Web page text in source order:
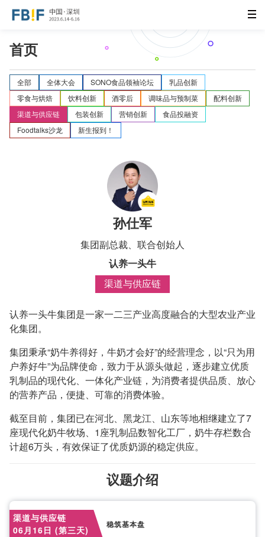
首页
全部 全体大会 SONO食品领袖论坛
乳品创新
零食与烘焙
饮料创新 酒零后 调味品与预制菜
配料创新
渠道与供应链
包装创新 营销创新
食品投融资
Foodtalks沙龙
新生报到！
孙仕军
集团副总裁、联合创始人
认养一头牛
渠道与供应链
认养一头牛集团是一家一二三产业高度融合的大型农业产业
化集团。
集团秉承“奶牛养得好，牛奶才会好”的经营理念，以“只为用
户养好牛”为品牌使命，致力于从源头做起，逐步建立优质
乳制品的现代化、一体化产业链，为消费者提供品质、放心
的营养产品，便捷、可靠的消费体验。
截至目前，集团已在河北、黑龙江、山东等地相继建立了7
座现代化奶牛牧场、1座乳制品数智化工厂，奶牛存栏数合
计超6万头，有效保证了优质奶源的稳定供应。
议题介绍
渠道与供应链
06月16日 (第三天)
稳筑基本盘